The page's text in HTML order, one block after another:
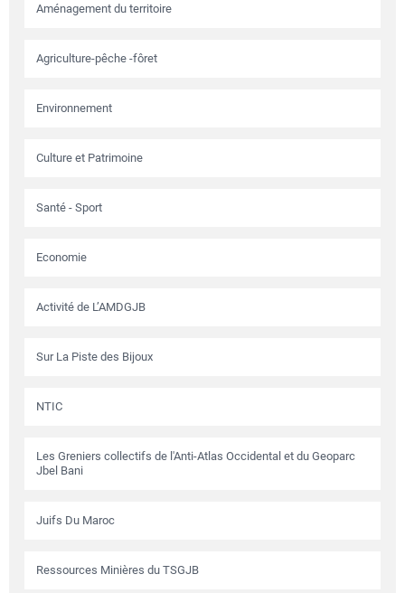
Aménagement du territoire
Agriculture-pêche -fôret
Environnement
Culture et Patrimoine
Santé - Sport
Economie
Activité de L’AMDGJB
Sur La Piste des Bijoux
NTIC
Les Greniers collectifs de l'Anti-Atlas Occidental et du Geoparc
Jbel Bani
Juifs Du Maroc
Ressources Minières du TSGJB